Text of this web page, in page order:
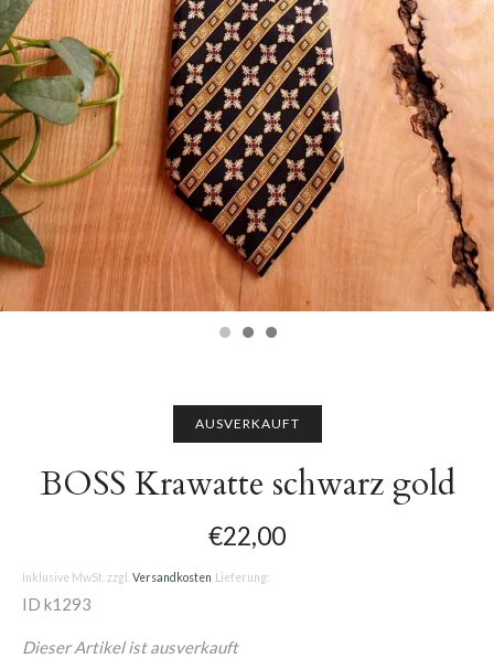
AUSVERKAUFT
BOSS Krawatte schwarz gold
€22,00
Inklusive MwSt. zzgl. Versandkosten Lieferung:
ID k1293
Dieser Artikel ist ausverkauft